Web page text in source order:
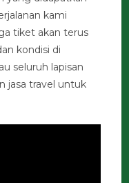
kami
tiket akan terus
kondisi di
seluruh lapisan
jasa travel untuk